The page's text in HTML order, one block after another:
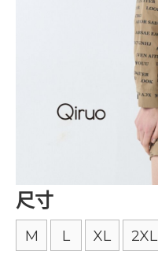
尺寸
M L XL 2XL